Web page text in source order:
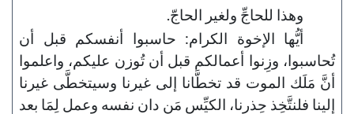
وهذا للحاجِّ ولغير الحاجّ.
أيُّها الإخوة الكرام: حاسبوا أنفسكم قبل أن
تُحاسبوا، وزِنوا أعمالكم قبل أن تُوزن عليكم، واعلموا
أنَّ مَلَك الموت قد تخطَّانا إلى غيرنا وسيتخطَّى غيرنا
إلينا فلنتَّخِذ حِذرنا، الكيِّس مَن دان نفسه وعمل لِمَا بعد